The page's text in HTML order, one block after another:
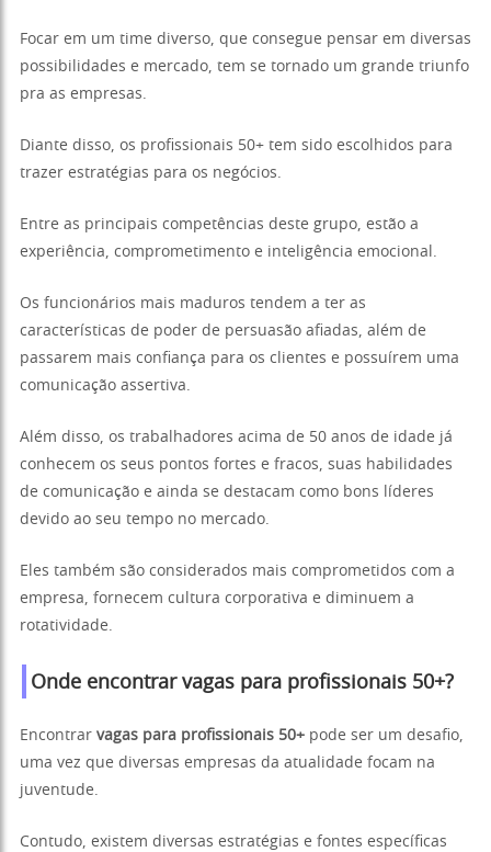
Focar em um time diverso, que consegue pensar em diversas
possibilidades e mercado, tem se tornado um grande triunfo
pra as empresas.
Diante disso, os profissionais 50+ tem sido escolhidos para
trazer estratégias para os negócios.
Entre as principais competências deste grupo, estão a
experiência, comprometimento e inteligência emocional.
Os funcionários mais maduros tendem a ter as
características de poder de persuasão afiadas, além de
passarem mais confiança para os clientes e possuírem uma
comunicação assertiva.
Além disso, os trabalhadores acima de 50 anos de idade já
conhecem os seus pontos fortes e fracos, suas habilidades
de comunicação e ainda se destacam como bons líderes
devido ao seu tempo no mercado.
Eles também são considerados mais comprometidos com a
empresa, fornecem cultura corporativa e diminuem a
rotatividade.
Onde encontrar vagas para profissionais 50+?
Encontrar vagas para profissionais 50+ pode ser um desafio,
uma vez que diversas empresas da atualidade focam na
juventude.
Contudo, existem diversas estratégias e fontes específicas